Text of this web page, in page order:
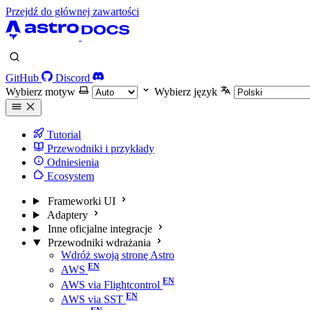
Przejdź do głównej zawartości
GitHub
Discord
Wybierz motyw
Wybierz język
Tutorial
Przewodniki i przykłady
Odniesienia
Ecosystem
Frameworki UI
Adaptery
Inne oficjalne integracje
Przewodniki wdrażania
Wdróż swoją stronę Astro
AWS
AWS via Flightcontrol
AWS via SST